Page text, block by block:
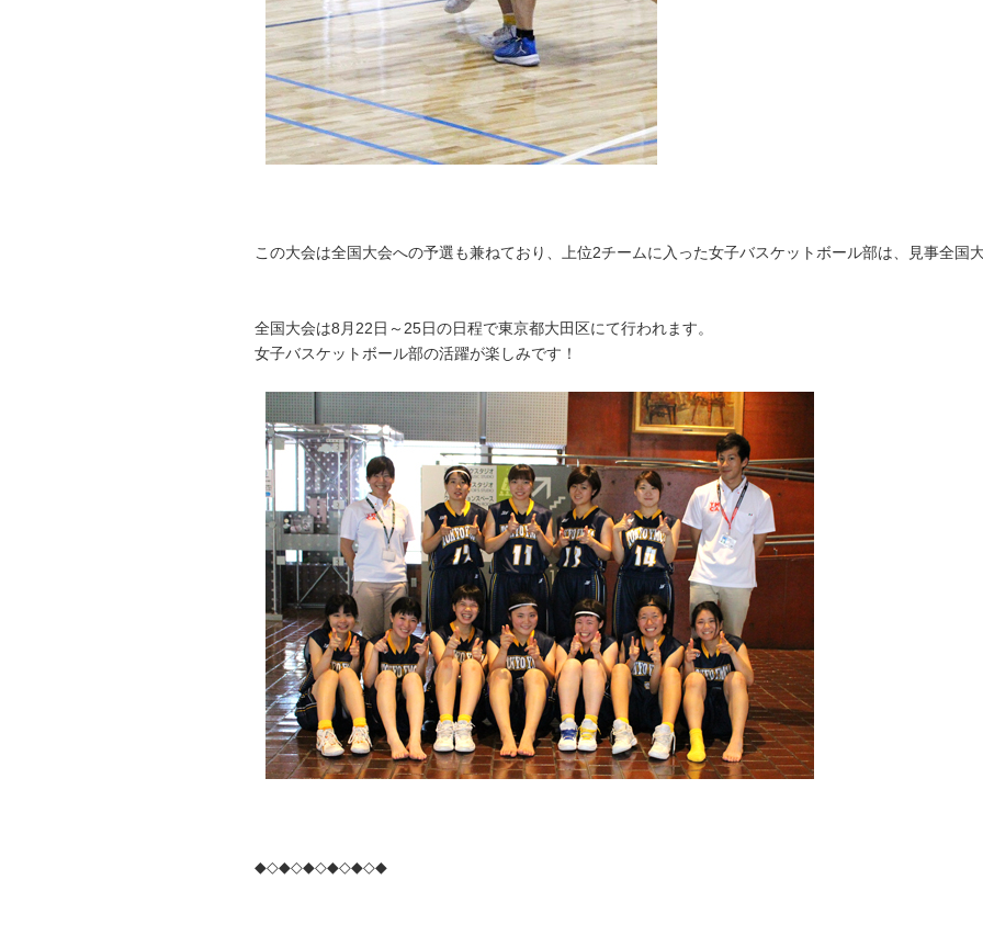
この大会は全国大会への予選も兼ねており、上位2チームに入った女子バスケットボール部は、見事全国
全国大会は8月22日～25日の日程で東京都大田区にて行われます。
女子バスケットボール部の活躍が楽しみです！
◆◇◆◇◆◇◆◇◆◇◆